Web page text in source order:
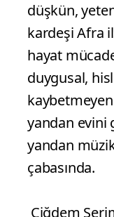
düşkün,
kardeşi Afra
hayat
duygusal,
yandan evini
yandan
çabasında.
Çiğdem